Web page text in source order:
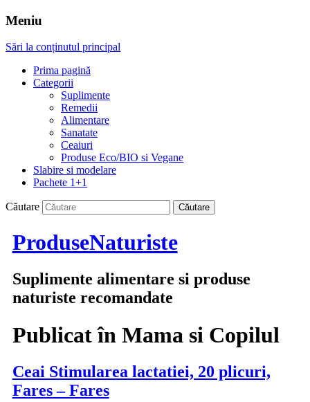
Meniu
Sări la conținutul principal
Prima pagină
Categorii
Suplimente
Remedii
Alimentare
Sanatate
Ceaiuri
Produse Eco/BIO si Vegane
Slabire si modelare
Pachete 1+1
Căutare
ProduseNaturiste
Suplimente alimentare si produse
naturiste recomandate
Publicat în Mama si Copilul
Ceai Stimularea lactatiei, 20 plicuri,
Fares – Fares